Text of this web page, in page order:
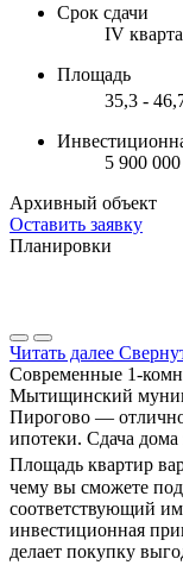
Срок сдачи
IV
Площадь
35,3 -
5 900
Архивный объект
Оставить заявку
Планировки
Читать далее
Современные 1-
Мытищинский
Пирогово —
ипотеки. Сдача дома
Площадь квартир
чему вы сможете
соответствующий
инвестиционная
делает покупку